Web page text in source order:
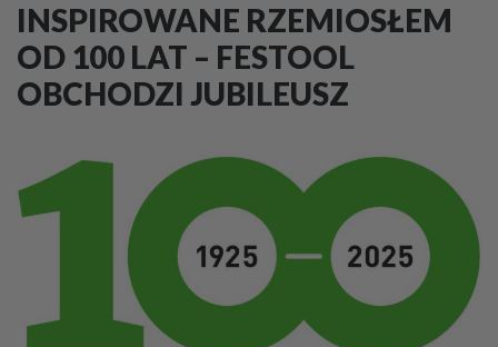
INSPIROWANE RZEMIOSŁEM
OD 100 LAT – FESTOOL
OBCHODZI JUBILEUSZ